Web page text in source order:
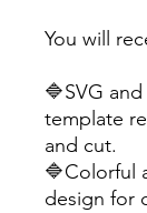
You will
🔷SVG
template
and cut.
🔷Colorful
design for